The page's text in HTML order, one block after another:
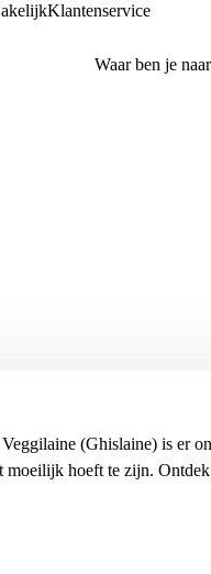
Klantenservice
(Ghislaine) is er
hoeft te zijn.